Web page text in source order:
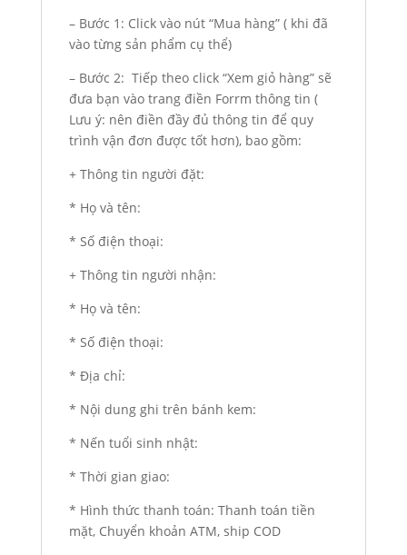
– Bước 1: Click vào nút “Mua hàng” ( khi đã
vào từng sản phẩm cụ thể)
– Bước 2: Tiếp theo click “Xem giỏ hàng” sẽ
đưa bạn vào trang điền Forrm thông tin (
Lưu ý: nên điền đầy đủ thông tin để quy
trình vận đơn được tốt hơn), bao gồm:
+ Thông tin người đặt:
* Họ và tên:
* Số điện thoại:
+ Thông tin người nhận:
* Họ và tên:
* Số điện thoại:
* Địa chỉ:
* Nội dung ghi trên bánh kem:
* Nến tuổi sinh nhật:
* Thời gian giao:
* Hình thức thanh toán: Thanh toán tiền
mặt, Chuyển khoản ATM, ship COD